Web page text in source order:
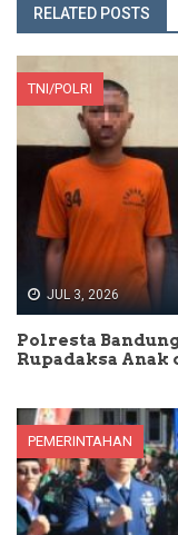
RELATED POSTS
TNI/POLRI
JUL 3, 2026
Polresta
Rupadaksa Anak
PEMERINTAHAN